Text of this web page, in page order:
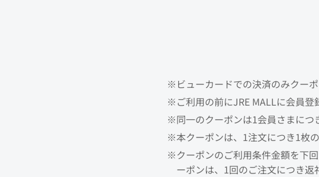
※ビューカードでの決済のみクーポ
※ご利用の前にJRE MALLに会員登
※同一のクーポンは1会員さまにつ
※本クーポンは、1注文につき1枚
※クーポンのご利用条件金額を下
ーポンは、1回のご注文につき返